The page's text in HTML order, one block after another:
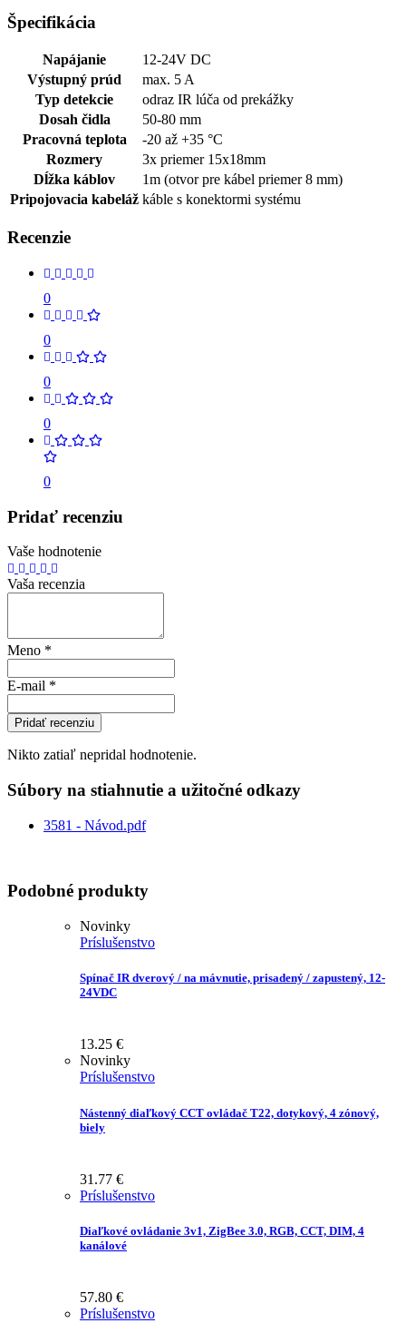
Špecifikácia
Napájanie
12-24V DC
Výstupný prúd
max. 5 A
Typ detekcie
odraz IR lúča od prekážky
Dosah čidla
50-80 mm
Pracovná teplota
-20 až +35 °C
Rozmery
3x priemer 15x18mm
Dĺžka káblov
1m (otvor pre kábel priemer 8 mm)
Pripojovacia kabeláž káble s konektormi systému
Recenzie
0
0
0
0
0
Pridať recenziu
Vaše hodnotenie
Vaša recenzia
Meno *
E-mail *
Pridať recenziu
Nikto zatiaľ nepridal hodnotenie.
Súbory na stiahnutie a užitočné odkazy
3581 - Návod.pdf
Podobné produkty
Novinky
Príslušenstvo
Spínač IR dverový / na mávnutie, prisadený / zapustený, 12-
24VDC
13.25 €
Novinky
Príslušenstvo
Nástenný diaľkový CCT ovládač T22, dotykový, 4 zónový,
biely
31.77 €
Príslušenstvo
Diaľkové ovládanie 3v1, ZigBee 3.0, RGB, CCT, DIM, 4
kanálové
57.80 €
Príslušenstvo